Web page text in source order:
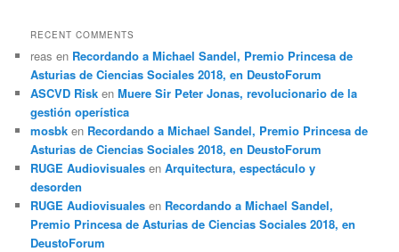
RECENT COMMENTS
reas en Recordando a Michael Sandel, Premio Princesa de
Asturias de Ciencias Sociales 2018, en DeustoForum
ASCVD Risk enMuere Sir Peter Jonas, revolucionario de la
gestión operística
mosbk en Recordando a Michael Sandel, Premio Princesa de
Asturias de Ciencias Sociales 2018, en DeustoForum
RUGE Audiovisuales enArquitectura, espectáculo y
desorden
RUGE Audiovisuales en Recordando a Michael Sandel,
Premio Princesa de Asturias de Ciencias Sociales 2018, en
DeustoForum